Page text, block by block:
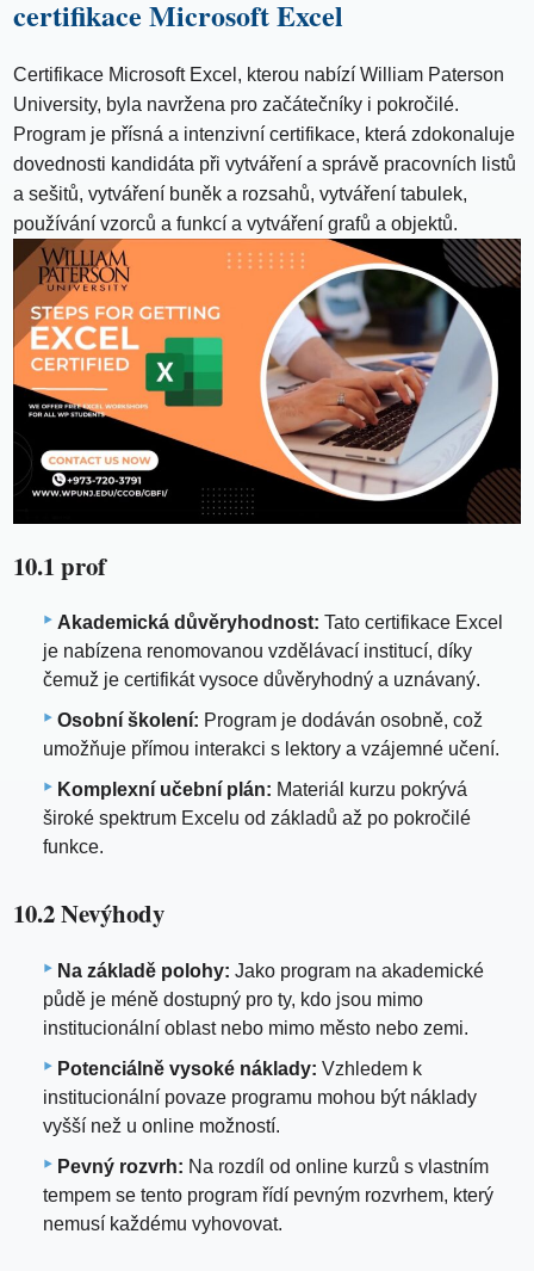
certifikace Microsoft Excel
Certifikace Microsoft Excel, kterou nabízí William Paterson
University, byla navržena pro začátečníky i pokročilé.
Program je přísná a intenzivní certifikace, která zdokonaluje
dovednosti kandidáta při vytváření a správě pracovních listů
a sešitů, vytváření buněk a rozsahů, vytváření tabulek,
používání vzorců a funkcí a vytváření grafů a objektů.
10.1 prof
Akademická důvěryhodnost: Tato certifikace Excel
je nabízena renomovanou vzdělávací institucí, díky
čemuž je certifikát vysoce důvěryhodný a uznávaný.
Osobní školení: Program je dodáván osobně, což
umožňuje přímou interakci s lektory a vzájemné učení.
Komplexní učební plán: Materiál kurzu pokrývá
široké spektrum Excelu od základů až po pokročilé
funkce.
10.2 Nevýhody
Na základě polohy: Jako program na akademické
půdě je méně dostupný pro ty, kdo jsou mimo
institucionální oblast nebo mimo město nebo zemi.
Potenciálně vysoké náklady: Vzhledem k
institucionální povaze programu mohou být náklady
vyšší než u online možností.
Pevný rozvrh: Na rozdíl od online kurzů s vlastním
tempem se tento program řídí pevným rozvrhem, který
nemusí každému vyhovovat.